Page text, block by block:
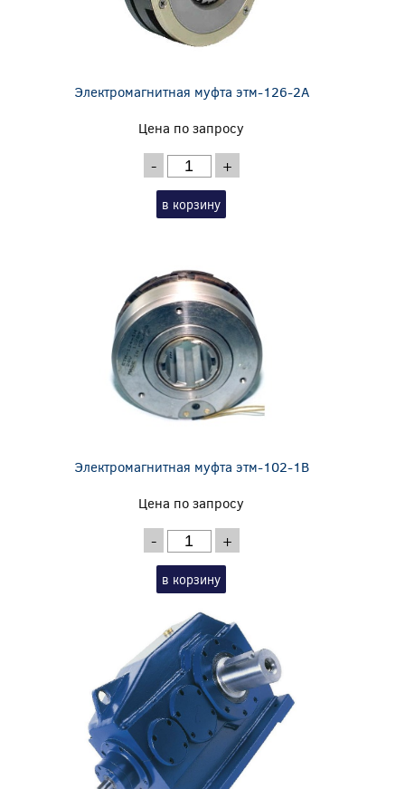
Электромагнитная муфта этм-126-2А
Цена по запросу
- +
в корзину
Электромагнитная муфта этм-102-1В
Цена по запросу
- +
в корзину